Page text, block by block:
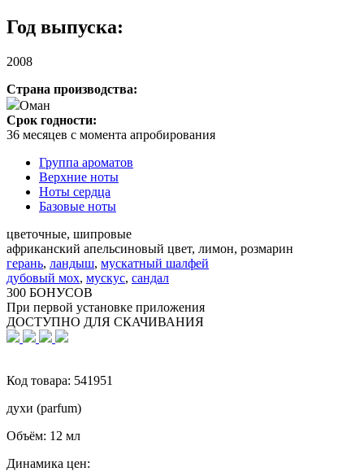
Год выпуска:
2008
Страна производства:
Оман
Срок годности:
36 месяцев с момента апробирования
Группа ароматов
Верхние ноты
Ноты сердца
Базовые ноты
цветочные, шипровые
африканский апельсиновый цвет, лимон, розмарин
герань, ландыш, мускатный шалфей
дубовый мох, мускус, сандал
300 БОНУСОВ
При первой установке приложения
ДОСТУПНО ДЛЯ СКАЧИВАНИЯ
Код товара: 541951
духи (parfum)
Объём: 12 мл
Динамика цен: